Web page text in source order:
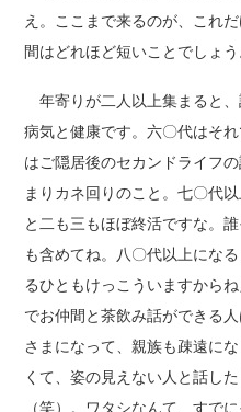
え。ここまで来るのが、これ
間はどれほど短いことでしょう
年寄りが二人以上集まると
病気と健康です。六〇代はそ
はご隠居後のセカンドライフ
まりカネ回りのこと。七〇代
と二も三もほぼ終活ですな。
も含めてね。八〇代以上にな
るひともけっこういますから
でお仲間と茶飲み話ができる
さまになって、親族も疎遠に
くて、姿の見えない人と話し
（笑）。ワタシなんて、すで